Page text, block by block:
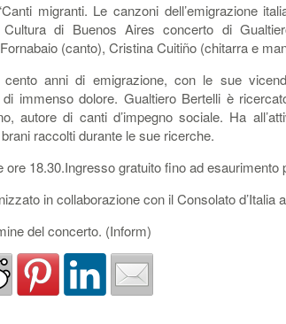
migranti. Le canzoni dell’emigrazione
Cultura di Buenos Aires concerto di
(canto), Cristina Cuitiño (chitarra e
anni di emigrazione, con le sue
immenso dolore. Gualtiero Bertelli è
autore di canti d’impegno sociale. Ha
raccolti durante le sue ricerche.
ore 18.30.Ingresso gratuito fino ad esaurimento
in collaborazione con il Consolato d’Italia
del concerto. (Inform)